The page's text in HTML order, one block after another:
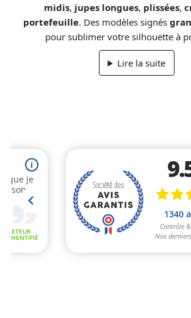
midis, jupes longues, plissées,
portefeuille. Des modèles signés
pour sublimer votre silhouette à
Lire la suite